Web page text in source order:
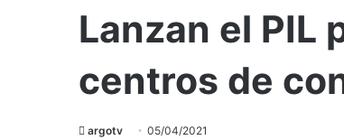
Lanzan el PIL
centros de
argotv 05/04/2021